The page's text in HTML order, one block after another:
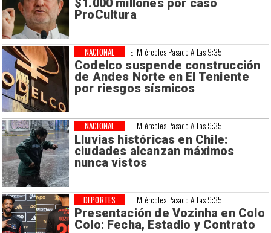
$1.000 millones por caso
ProCultura
El Miércoles Pasado A Las 9:35
Codelco suspende construcción
de Andes Norte en El Teniente
por riesgos sísmicos
NACIONAL
El Miércoles Pasado A Las 9:35
Lluvias históricas en Chile:
ciudades alcanzan máximos
nunca vistos
NACIONAL
El Miércoles Pasado A Las 9:35
Presentación de Vozinha en Colo
Colo: Fecha, Estadio y Contrato
DEPORTES